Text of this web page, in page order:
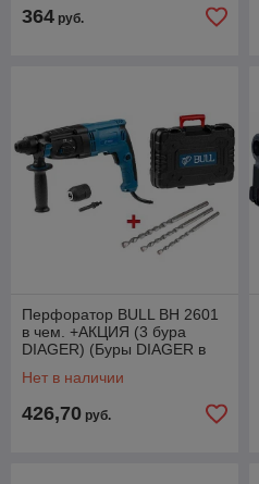
364 руб.
Перфоратор BULL BH 2601
в чем. +АКЦИЯ (3 бура
DIAGER) (Буры DIAGER в
Нет в наличии
426,70 руб.